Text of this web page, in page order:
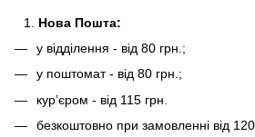
Нова Пошта:
у відділення - від 80 грн.;
у поштомат - від 80 грн.;
курʼєром - від 115 грн.
безкоштовно при замовленні від